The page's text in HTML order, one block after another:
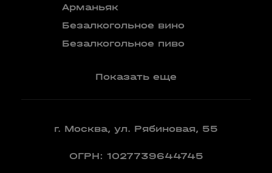
Арманьяк
Безалкогольное вино
Безалкогольное пиво
Показать еще
г. Москва, ул. Рябиновая, 55
ОГРН: 1027739644745